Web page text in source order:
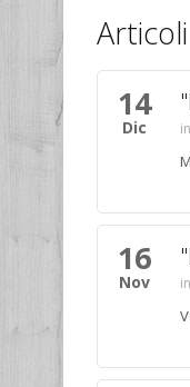
14
Dic
16
Nov
Pagine